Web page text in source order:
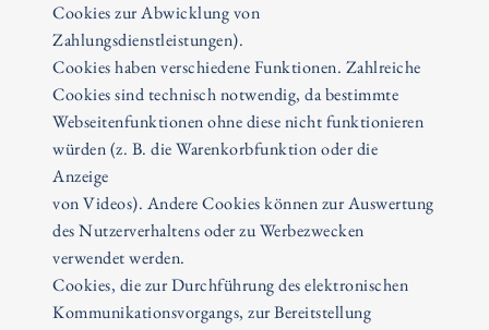
Cookies zur Abwicklung von
Zahlungsdienstleistungen).
Cookies haben verschiedene Funktionen. Zahlreiche
Cookies sind technisch notwendig, da bestimmte
Webseitenfunktionen ohne diese nicht funktionieren
würden (z. B. die Warenkorbfunktion oder die
Anzeige
von Videos). Andere Cookies können zur Auswertung
des Nutzerverhaltens oder zu Werbezwecken
verwendet werden.
Cookies, die zur Durchführung des elektronischen
Kommunikationsvorgangs, zur Bereitstellung